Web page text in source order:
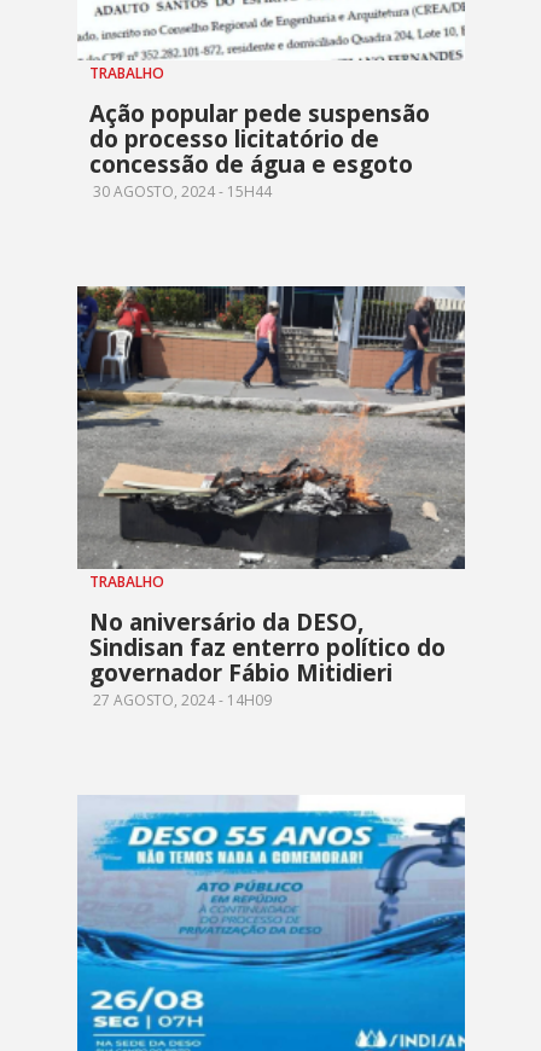
TRABALHO
Ação popular pede suspensão
do processo licitatório de
concessão de água e esgoto
30 AGOSTO, 2024 - 15H44
TRABALHO
No aniversário da DESO,
Sindisan faz enterro político do
governador Fábio Mitidieri
27 AGOSTO, 2024 - 14H09